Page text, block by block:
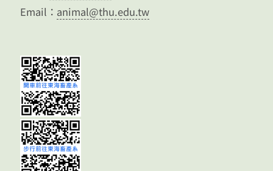
Email： animal@thu.edu.tw